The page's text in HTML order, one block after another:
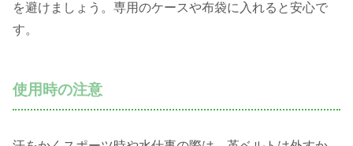
を避けましょう。専用のケースや布袋に入れると安心で
す。
使用時の注意